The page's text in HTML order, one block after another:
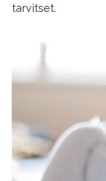
tarvitset.